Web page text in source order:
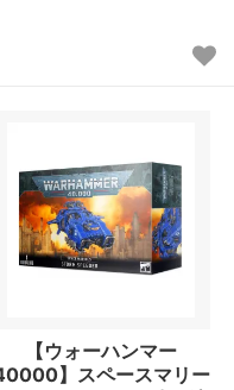
【ウォーハンマー
】スペースマリー